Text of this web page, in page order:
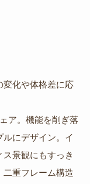
変化や体格差に応
ア。機能を削ぎ落
にデザイン。イ
景観にもすっき
二重フレーム構造